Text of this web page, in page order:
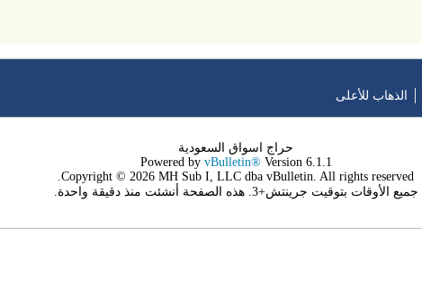
الذهاب للأعلى
حراج اسواق السعودية
Powered by vBulletin® Version 6.1.1
Copyright © 2026 MH Sub I, LLC dba vBulletin. All rights reserved.
جميع الأوقات بتوقيت جرينتش+3. هذه الصفحة أنشئت منذ دقيقة واحدة.